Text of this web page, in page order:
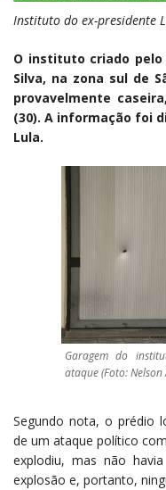
Instituto do ex-presidente
O instituto criado pelo
Silva, na zona sul de
provavelmente
(30). A informação foi
Lula.
Garagem do
ataque (Foto:
Segundo nota, o prédio
de um ataque político
explodiu, mas não
explosão e, portanto,